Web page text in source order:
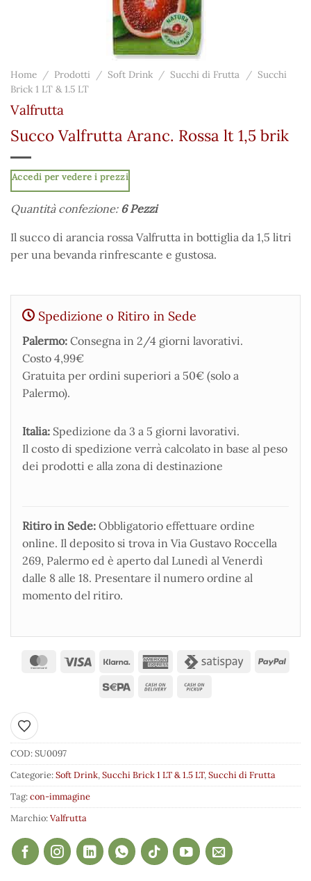
Home / Prodotti / Soft Drink / Succhi di Frutta / Succhi
Brick 1 LT & 1.5 LT
Valfrutta
Succo Valfrutta Aranc. Rossa lt 1,5 brik
Accedi per vedere i prezzi
Quantità confezione: 6 Pezzi
Il succo di arancia rossa Valfrutta in bottiglia da 1,5 litri
per una bevanda rinfrescante e gustosa.
Spedizione o Ritiro in Sede
Palermo: Consegna in 2/4 giorni lavorativi.
Costo 4,99€
Gratuita per ordini superiori a 50€ (solo a
Palermo).
Italia: Spedizione da 3 a 5 giorni lavorativi.
Il costo di spedizione verrà calcolato in base al peso
dei prodotti e alla zona di destinazione
Ritiro in Sede: Obbligatorio effettuare ordine
online. Il deposito si trova in Via Gustavo Roccella
269, Palermo ed è aperto dal Lunedì al Venerdì
dalle 8 alle 18. Presentare il numero ordine al
momento del ritiro.
Aggiungi ai preferiti
COD:SU0097
Categorie:Soft Drink,Succhi Brick 1 LT & 1.5 LT,Succhi di Frutta
Tag:con-immagine
Marchio:Valfrutta